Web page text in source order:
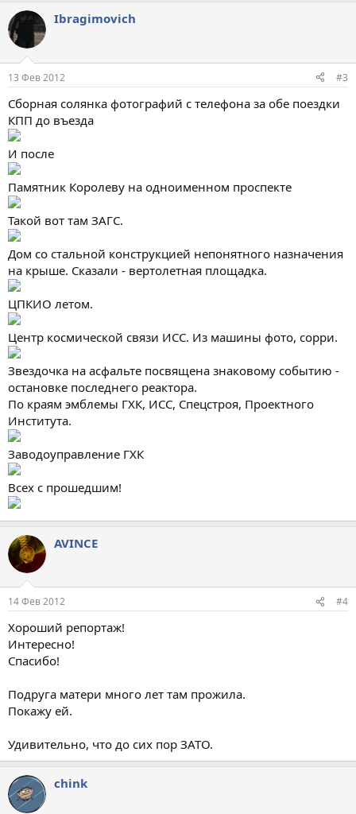
Ibragimovich
13 Фев 2012 #3
Сборная солянка фотографий с телефона за обе поездки
КПП до въезда
И после
Памятник Королеву на одноименном проспекте
Такой вот там ЗАГС.
Дом со стальной конструкцией непонятного назначения
на крыше. Сказали - вертолетная площадка.
ЦПКИО летом.
Центр космической связи ИСС. Из машины фото, сорри.
Звездочка на асфальте посвящена знаковому событию -
остановке последнего реактора.
По краям эмблемы ГХК, ИСС, Спецстроя, Проектного
Института.
Заводоуправление ГХК
Всех с прошедшим!
AVINCE
14 Фев 2012 #4
Хороший репортаж!
Интересно!
Спасибо!
Подруга матери много лет там прожила.
Покажу ей.
Удивительно, что до сих пор ЗАТО.
chink